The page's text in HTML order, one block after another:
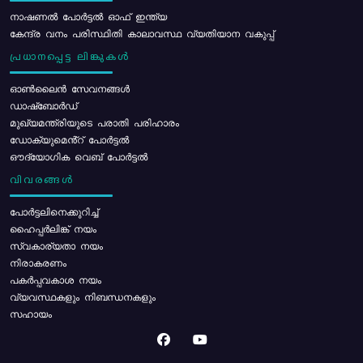
നാഷണൽ പോർട്ടൽ ഓഫ് ഇന്ത്യ
കേന്ദ്ര വനം പരിസ്ഥിതി കാലാവസ്ഥ വ്യതിയാന വകുപ്പ്
പ്രധാനപ്പെട്ട ലിങ്കുകൾ
ഓൺലൈൻ സേവനങ്ങൾ
ഡാഷ്ബോർഡ്
മുഖ്യമന്ത്രിയുടെ പരാതി പരിഹാരം
ഡോക്യുമെൻ്റ് പോർട്ടൽ
ഔദ്യോഗിക വെബ് പോർട്ടൽ
വിവരങ്ങൾ
പോര്‍ട്ടലിനെക്കുറിച്ച്
ഹൈപ്പർലിങ്ക് നയം
സ്വകാര്യതാ നയം
നിരാകരണം
പകർപ്പവകാശ നയം
വ്യവസ്ഥകളും നിബന്ധനകളും
സഹായം